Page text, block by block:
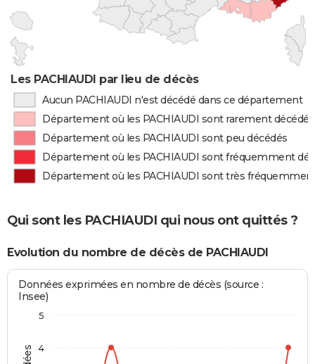
Les PACHIAUDI par lieu de décès
Aucun PACHIAUDI n'est décédé dans ce département
Département où les PACHIAUDI sont rarement décédés
Département où les PACHIAUDI sont peu décédés
Département où les PACHIAUDI sont fréquemment
Département où les PACHIAUDI sont très
Qui sont les PACHIAUDI qui nous ont quittés ?
Evolution du nombre de décès de PACHIAUDI
Données exprimées en nombre de décès (source :
Insee)
4
5